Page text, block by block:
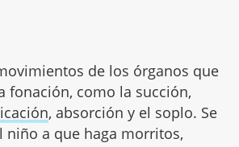
de los órganos que
fonación, como la succión,
, absorción y el soplo. Se
niño a que haga morritos,